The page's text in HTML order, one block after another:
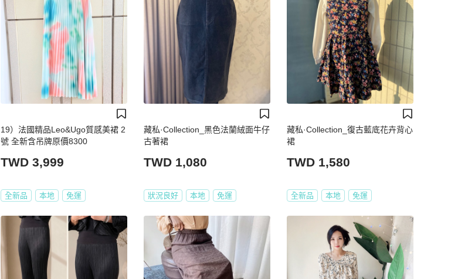
19）法國精品Leo&Ugo質感美裙 2
號 全新含吊牌原價8300
TWD 3,999
全新品 本地 免運
藏私·Collection_黑色法蘭絨面牛仔
古著裙
TWD 1,080
狀況良好 本地 免運
藏私·Collection_復古藍底花卉背心
裙
TWD 1,580
全新品 本地 免運